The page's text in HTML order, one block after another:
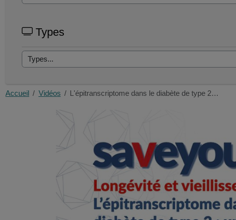
Types
Accueil Vidéos L'épitranscriptome dans le diabète de type 2…